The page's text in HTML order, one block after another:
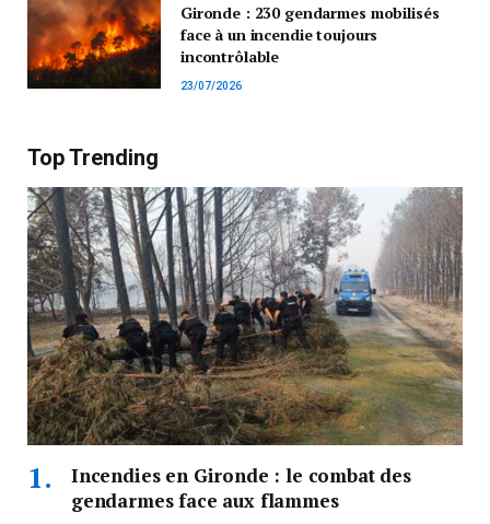
Gironde : 230 gendarmes mobilisés
face à un incendie toujours
incontrôlable
23/07/2026
Top Trending
Incendies en Gironde : le combat des
gendarmes face aux flammes